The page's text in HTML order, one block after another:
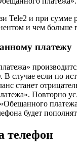
Tele2 и при
и чем
платежу
случае если по
станет
Повторно
будет
телефон